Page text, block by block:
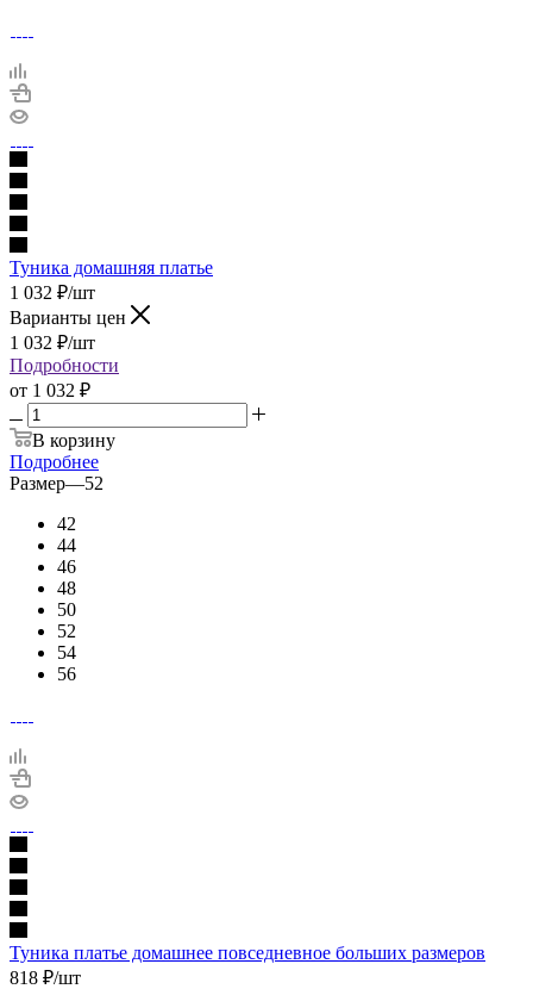
Туника домашняя платье
1 032 ₽/шт
Варианты цен
1 032 ₽/шт
Подробности
от 1 032 ₽
В корзину
Подробнее
Размер—52
42
44
46
48
50
52
54
56
Туника платье домашнее повседневное больших размеров
818 ₽/шт